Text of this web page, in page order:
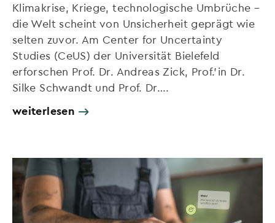
Klimakrise, Kriege, technologische Umbrüche –
die Welt scheint von Unsicherheit geprägt wie
selten zuvor. Am Center for Uncertainty
Studies (CeUS) der Universität Bielefeld
erforschen Prof. Dr. Andreas Zick, Prof.’in Dr.
Silke Schwandt und Prof. Dr….
weiterlesen